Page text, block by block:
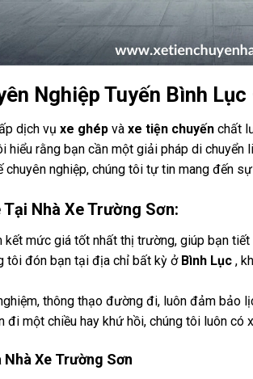
Nghiệp Tuyến Bình
dịch vụxe ghép vàxe tiện chuyến chất
hiểu rằng bạn cần một giải pháp di
nghiệp, chúng tôi tự tin mang đến
Nhà Xe Trường Sơn:
kết mức giá tốt nhất thị trường, giúp bạn tiết
tôi đón bạn tại địa chỉ bất kỳ ởBình Lục,
thông thạo đường đi, luôn đảm bảo
đi một chiều hay khứ hồi, chúng tôi luôn
Nhà Xe Trường Sơn